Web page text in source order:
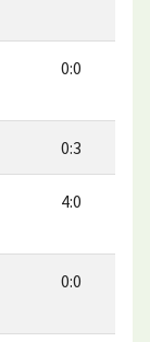
0:0
0:3
4:0
0:0